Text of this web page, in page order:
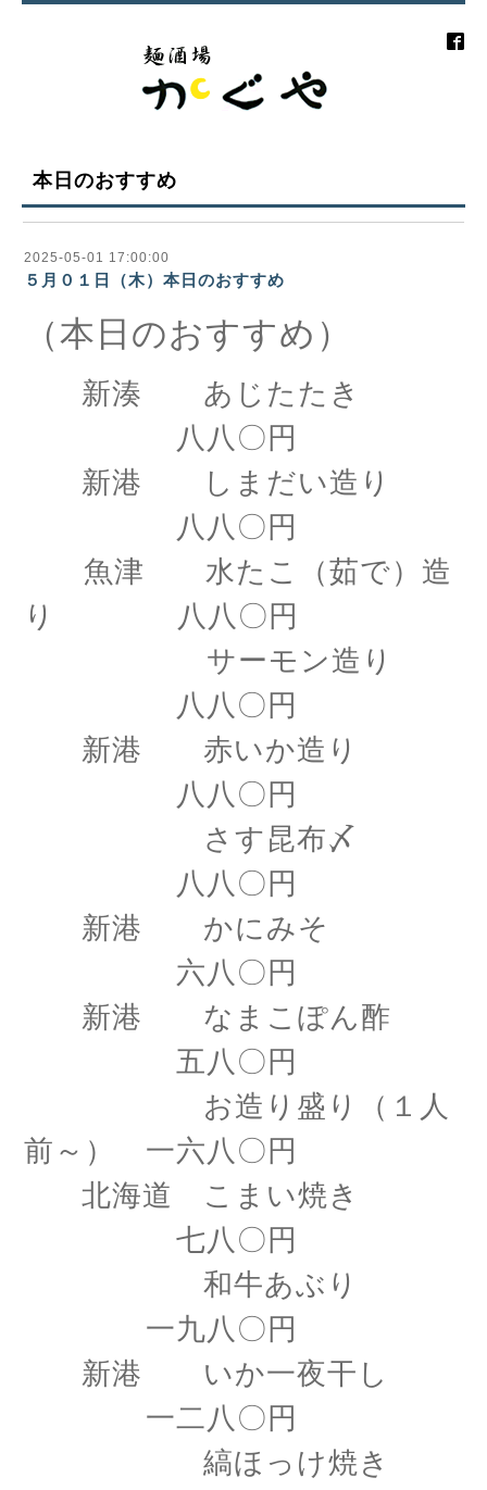
本日のおすすめ
2025-05-01 17:00:00
５月０１日（木）本日のおすすめ
（本日のおすすめ）
新湊 あじたたき
八八〇円
新港 しまだい造り
八八〇円
魚津 水たこ（茹で）造
り 八八〇円
サーモン造り
八八〇円
新港 赤いか造り
八八〇円
さす昆布〆
八八〇円
新港 かにみそ
六八〇円
新港 なまこぽん酢
五八〇円
お造り盛り（１人
前～） 一六八〇円
北海道 こまい焼き
七八〇円
和牛あぶり
一九八〇円
新港 いか一夜干し
一二八〇円
縞ほっけ焼き